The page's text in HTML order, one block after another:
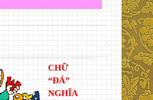
CHỮ
“ĐÁ”
NGHĨA